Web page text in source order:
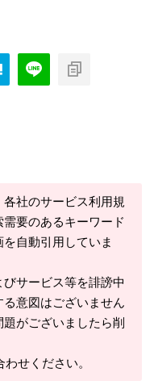
社のサービス利用規
要のあるキーワード
自動引用していま
サービス等を誹謗中
意図はございません
がございましたら削
せください。